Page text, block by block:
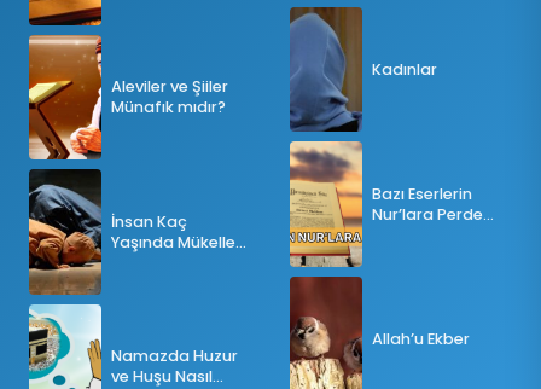
Aleviler ve Şiiler
Münafık mıdır?
İnsan Kaç
Yaşında Mükellef
Namazda Huzur
ve Huşu Nasıl
Kadınlar
Bazı Eserlerin
Nur’lara Perde
Allah’u Ekber